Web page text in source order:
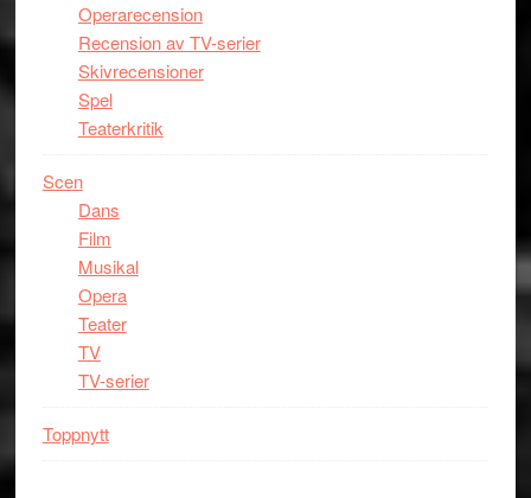
Operarecension
Recension av TV-serier
Skivrecensioner
Spel
Teaterkritik
Scen
Dans
Film
Musikal
Opera
Teater
TV
TV-serier
Toppnytt